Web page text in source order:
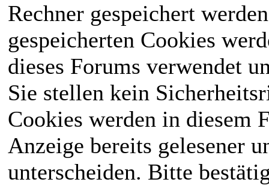
Rechner gespeichert
gespeicherten Cookies
dieses Forums verwendet
Sie stellen kein
Cookies werden in diesem
Anzeige bereits gelesener
unterscheiden. Bitte